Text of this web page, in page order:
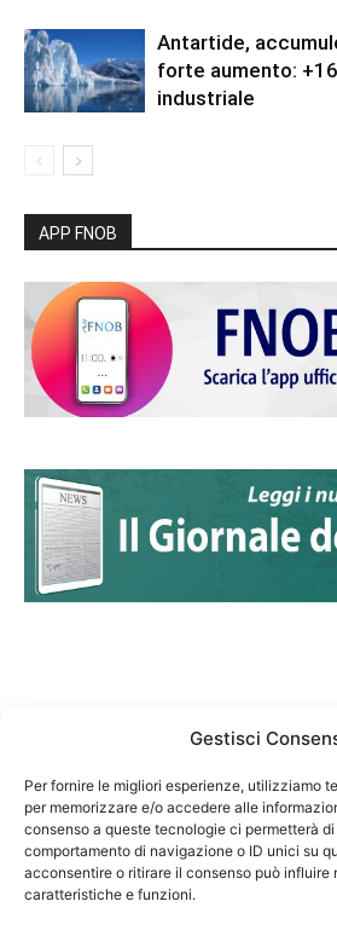
Gestisci
Per fornire le migliori esperienze, utilizziamo
per memorizzare e/o accedere alle
consenso a queste tecnologie ci permetterà
comportamento di navigazione o ID unici su
acconsentire o ritirare il consenso può influire
caratteristiche e funzioni.
Antartide,
forte aumento:
industriale
APP FNOB
Federazione Nazionale Degli
codice fiscale
Responsabile sito internet